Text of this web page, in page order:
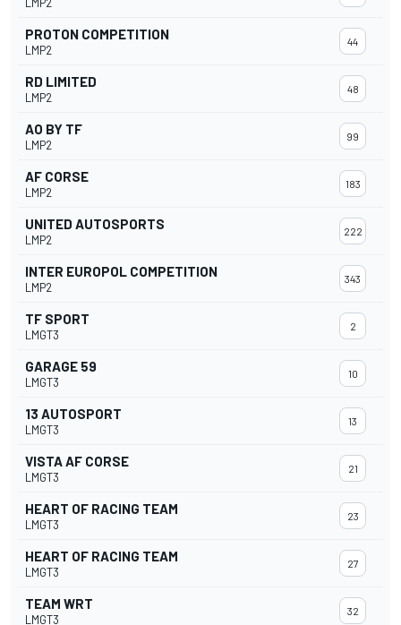
PROTON COMPETITION
LMP2
44
RD LIMITED
LMP2
48
AO BY TF
LMP2
99
AF CORSE
LMP2
183
UNITED AUTOSPORTS
LMP2
222
INTER EUROPOL COMPETITION
LMP2
343
TF SPORT
LMGT3
2
GARAGE 59
LMGT3
10
13 AUTOSPORT
LMGT3
13
VISTA AF CORSE
LMGT3
21
HEART OF RACING TEAM
LMGT3
23
HEART OF RACING TEAM
LMGT3
27
TEAM WRT
LMGT3
32